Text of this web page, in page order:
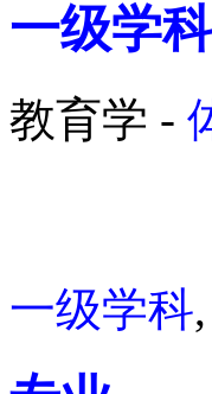
一级学科
教育学 -
一级学科